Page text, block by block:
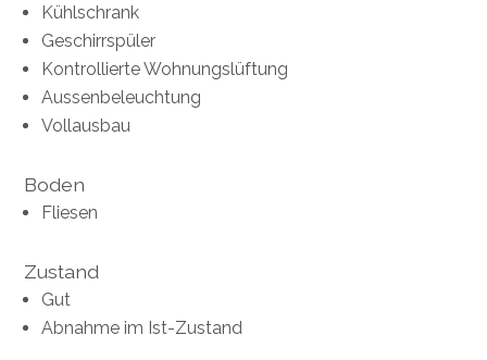
Kühlschrank
Geschirrspüler
Kontrollierte Wohnungslüftung
Aussenbeleuchtung
Vollausbau
Boden
Fliesen
Zustand
Gut
Abnahme im Ist-Zustand